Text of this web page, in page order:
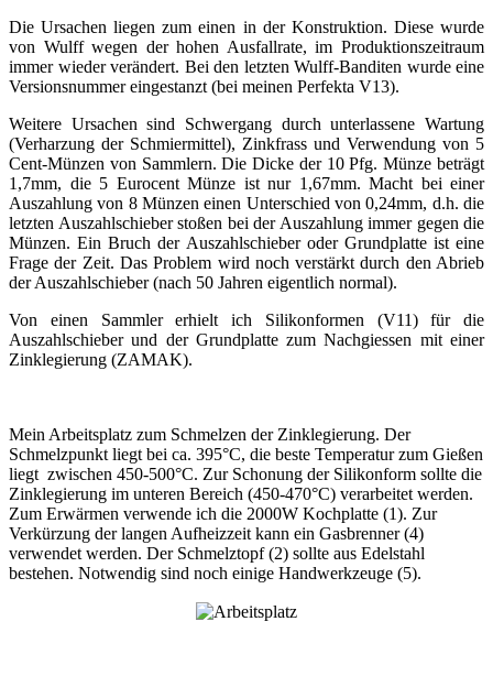
Die Ursachen liegen zum einen in der Konstruktion. Diese wurde
von Wulff wegen der hohen Ausfallrate, im Produktionszeitraum
immer wieder verändert. Bei den letzten Wulff-Banditen wurde eine
Versionsnummer eingestanzt (bei meinen Perfekta V13).
Weitere Ursachen sind Schwergang durch unterlassene Wartung
(Verharzung der Schmiermittel), Zinkfrass und Verwendung von 5
Cent-Münzen von Sammlern. Die Dicke der 10 Pfg. Münze beträgt
1,7mm, die 5 Eurocent Münze ist nur 1,67mm. Macht bei einer
Auszahlung von 8 Münzen einen Unterschied von 0,24mm, d.h. die
letzten Auszahlschieber stoßen bei der Auszahlung immer gegen die
Münzen. Ein Bruch der Auszahlschieber oder Grundplatte ist eine
Frage der Zeit. Das Problem wird noch verstärkt durch den Abrieb
der Auszahlschieber (nach 50 Jahren eigentlich normal).
Von einen Sammler erhielt ich Silikonformen (V11) für die
Auszahlschieber und der Grundplatte zum Nachgiessen mit einer
Zinklegierung (ZAMAK).
Mein Arbeitsplatz zum Schmelzen der Zinklegierung. Der
Schmelzpunkt liegt bei ca. 395°C, die beste Temperatur zum Gießen
liegt zwischen 450-500°C. Zur Schonung der Silikonform sollte die
Zinklegierung im unteren Bereich (450-470°C) verarbeitet werden.
Zum Erwärmen verwende ich die 2000W Kochplatte (1). Zur
Verkürzung der langen Aufheizzeit kann ein Gasbrenner (4)
verwendet werden. Der Schmelztopf (2) sollte aus Edelstahl
bestehen. Notwendig sind noch einige Handwerkzeuge (5).